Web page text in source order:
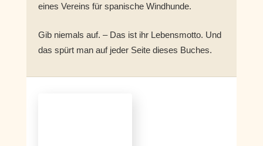
eines Vereins für spanische Windhunde.
Gib niemals auf. – Das ist ihr Lebensmotto. Und
das spürt man auf jeder Seite dieses Buches.